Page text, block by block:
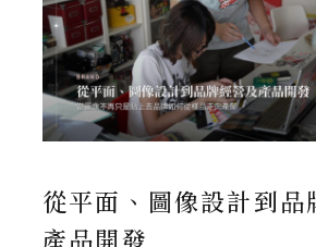
從平面、圖像設計到品
產品開發